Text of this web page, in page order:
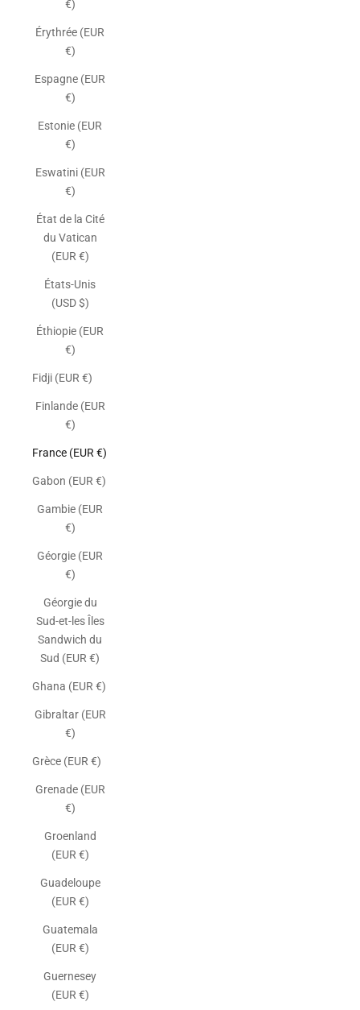
€)
Érythrée (EUR
€)
Espagne (EUR
€)
Estonie (EUR
€)
Eswatini (EUR
€)
État de la Cité
du Vatican
(EUR €)
États-Unis
(USD $)
Éthiopie (EUR
€)
Fidji (EUR €)
Finlande (EUR
€)
France (EUR €)
Gabon (EUR €)
Gambie (EUR
€)
Géorgie (EUR
€)
Géorgie du
Sud-et-les Îles
Sandwich du
Sud (EUR €)
Ghana (EUR €)
Gibraltar (EUR
€)
Grèce (EUR €)
Grenade (EUR
€)
Groenland
(EUR €)
Guadeloupe
(EUR €)
Guatemala
(EUR €)
Guernesey
(EUR €)